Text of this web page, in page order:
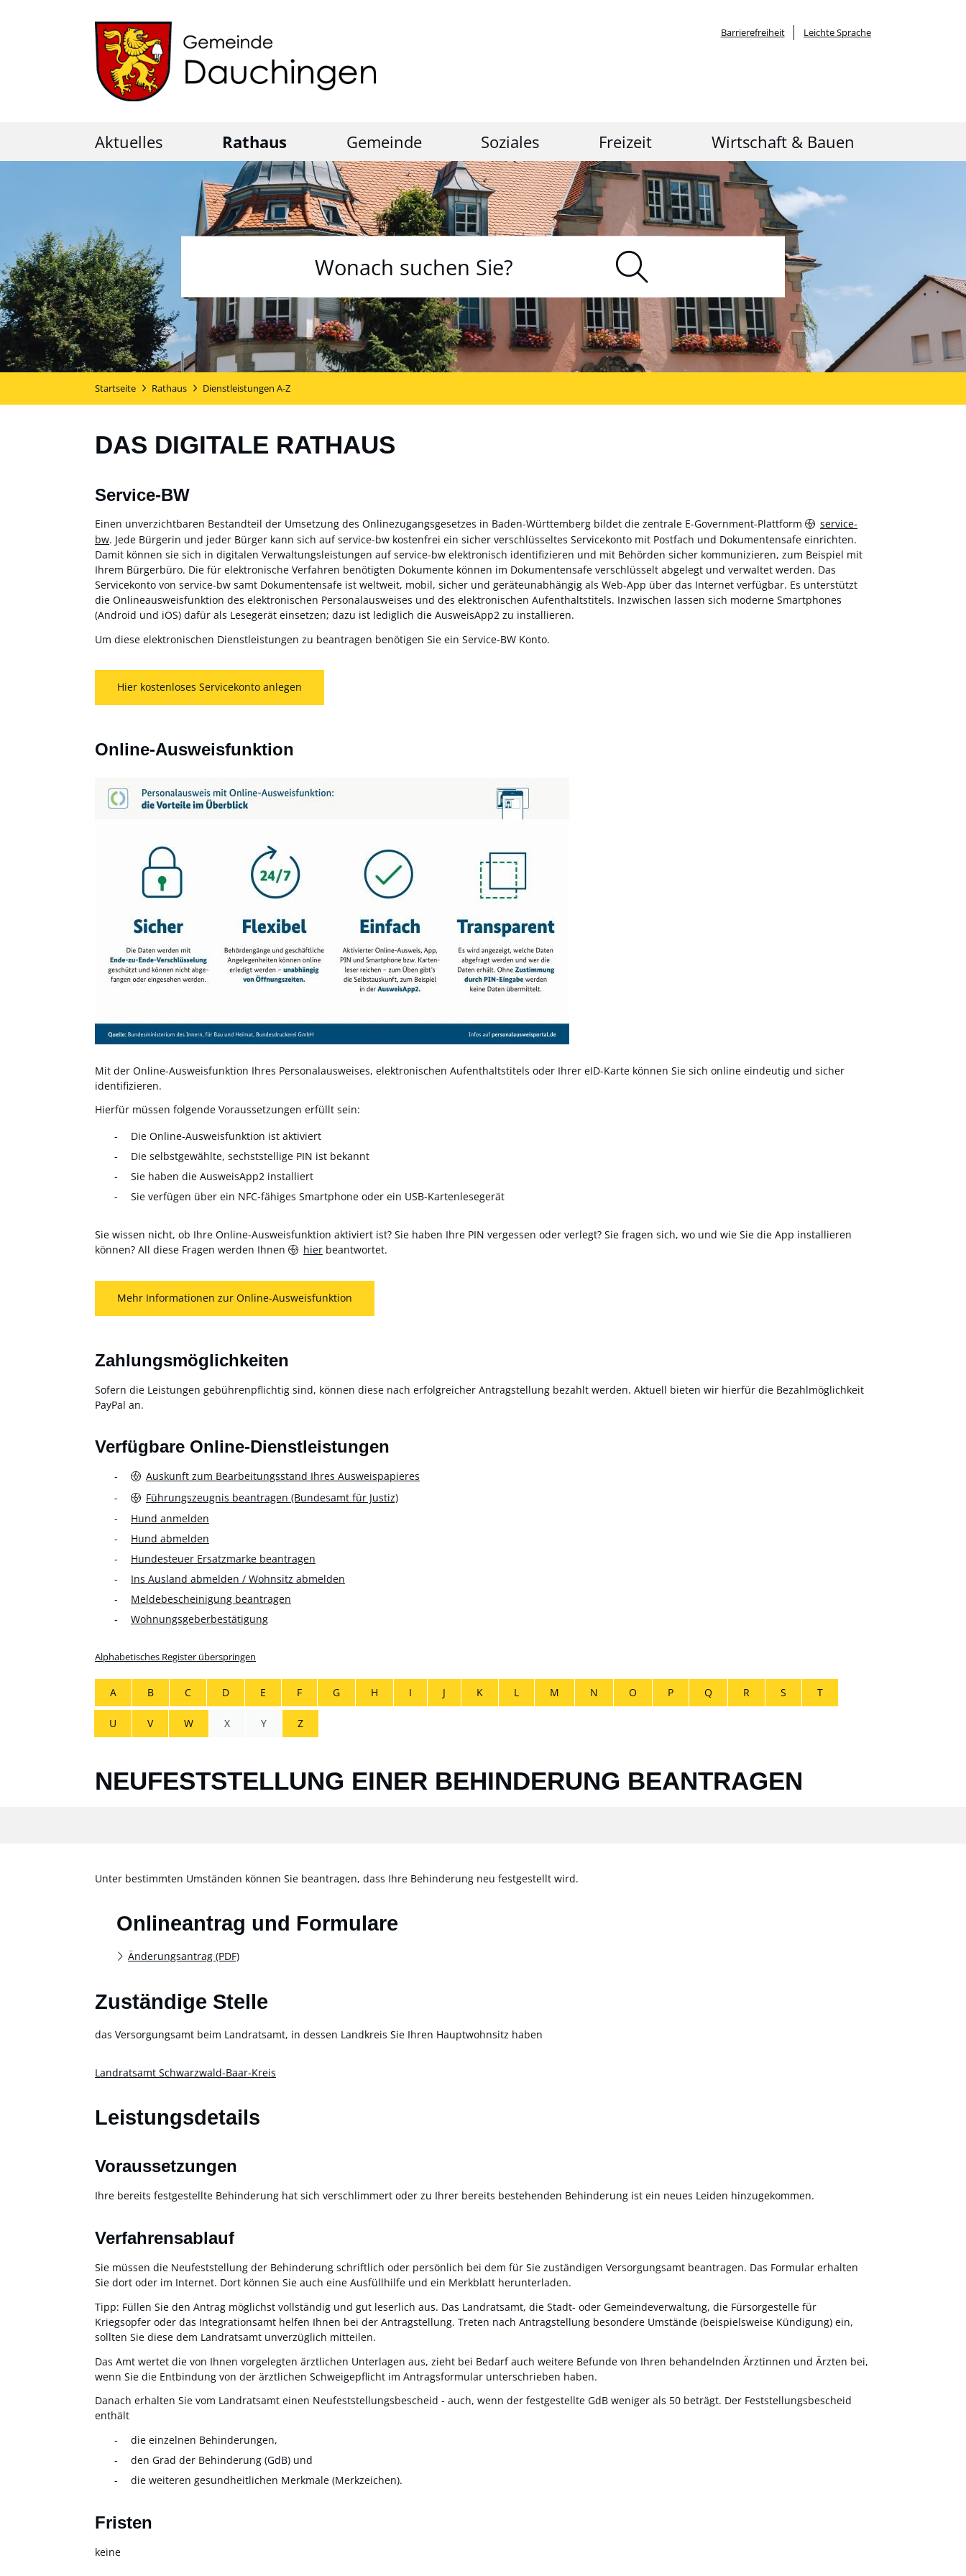
Barrierefreiheit Leichte Sprache
Aktuelles Rathaus Gemeinde Soziales Freizeit Wirtschaft & Bauen
Startseite Rathaus Dienstleistungen A-Z
DAS DIGITALE RATHAUS
Service-BW
Einen unverzichtbaren Bestandteil der Umsetzung des Onlinezugangsgesetzes in Baden-Württemberg bildet die zentrale E-Government-Plattform
service-
bw. Jede Bürgerin und jeder Bürger kann sich auf service-bw kostenfrei ein sicher verschlüsseltes Servicekonto mit Postfach und Dokumentensafe einrichten.
Damit können sie sich in digitalen Verwaltungsleistungen auf service-bw elektronisch identifizieren und mit Behörden sicher kommunizieren, zum Beispiel mit
Ihrem Bürgerbüro. Die für elektronische Verfahren benötigten Dokumente können im Dokumentensafe verschlüsselt abgelegt und verwaltet werden. Das
Servicekonto von service-bw samt Dokumentensafe ist weltweit, mobil, sicher und geräteunabhängig als Web-App über das Internet verfügbar. Es unterstützt
die Onlineausweisfunktion des elektronischen Personalausweises und des elektronischen Aufenthaltstitels. Inzwischen lassen sich moderne Smartphones
(Android und iOS) dafür als Lesegerät einsetzen; dazu ist lediglich die AusweisApp2 zu installieren.
Um diese elektronischen Dienstleistungen zu beantragen benötigen Sie ein Service-BW Konto.
Hier kostenloses Servicekonto anlegen
Online-Ausweisfunktion
Mit der Online-Ausweisfunktion Ihres Personalausweises, elektronischen Aufenthaltstitels oder Ihrer eID-Karte können Sie sich online eindeutig und sicher
identifizieren.
Hierfür müssen folgende Voraussetzungen erfüllt sein:
Die Online-Ausweisfunktion ist aktiviert
Die selbstgewählte, sechststellige PIN ist bekannt
Sie haben die AusweisApp2 installiert
Sie verfügen über ein NFC-fähiges Smartphone oder ein USB-Kartenlesegerät
Sie wissen nicht, ob Ihre Online-Ausweisfunktion aktiviert ist? Sie haben Ihre PIN vergessen oder verlegt? Sie fragen sich, wo und wie Sie die App installieren
können? All diese Fragen werden Ihnen
hier beantwortet.
Mehr Informationen zur Online-Ausweisfunktion
Zahlungsmöglichkeiten
Sofern die Leistungen gebührenpflichtig sind, können diese nach erfolgreicher Antragstellung bezahlt werden. Aktuell bieten wir hierfür die Bezahlmöglichkeit
PayPal an.
Verfügbare Online-Dienstleistungen
Auskunft zum Bearbeitungsstand Ihres Ausweispapieres
Führungszeugnis beantragen (Bundesamt für Justiz)
Hund anmelden
Hund abmelden
Hundesteuer Ersatzmarke beantragen
Ins Ausland abmelden / Wohnsitz abmelden
Meldebescheinigung beantragen
Wohnungsgeberbestätigung
Alphabetisches Register überspringen
A B C D E F G H I J K L M N O P Q R S T
U V W X Y Z
NEUFESTSTELLUNG EINER BEHINDERUNG BEANTRAGEN
Unter bestimmten Umständen können Sie beantragen, dass Ihre Behinderung neu festgestellt wird.
Onlineantrag und Formulare
Änderungsantrag (PDF)
Zuständige Stelle
das Versorgungsamt beim Landratsamt, in dessen Landkreis Sie Ihren Hauptwohnsitz haben
Landratsamt Schwarzwald-Baar-Kreis
Leistungsdetails
Voraussetzungen
Ihre bereits festgestellte Behinderung hat sich verschlimmert oder zu Ihrer bereits bestehenden Behinderung ist ein neues Leiden hinzugekommen.
Verfahrensablauf
Sie müssen die Neufeststellung der Behinderung schriftlich oder persönlich bei dem für Sie zuständigen Versorgungsamt beantragen. Das Formular erhalten
Sie dort oder im Internet. Dort können Sie auch eine Ausfüllhilfe und ein Merkblatt herunterladen.
Tipp: Füllen Sie den Antrag möglichst vollständig und gut leserlich aus. Das Landratsamt, die Stadt- oder Gemeindeverwaltung, die Fürsorgestelle für
Kriegsopfer oder das Integrationsamt helfen Ihnen bei der Antragstellung. Treten nach Antragstellung besondere Umstände (beispielsweise Kündigung) ein,
sollten Sie diese dem Landratsamt unverzüglich mitteilen.
Das Amt wertet die von Ihnen vorgelegten ärztlichen Unterlagen aus, zieht bei Bedarf auch weitere Befunde von Ihren behandelnden Ärztinnen und Ärzten bei,
wenn Sie die Entbindung von der ärztlichen Schweigepflicht im Antragsformular unterschrieben haben.
Danach erhalten Sie vom Landratsamt einen Neufeststellungsbescheid - auch, wenn der festgestellte GdB weniger als 50 beträgt. Der Feststellungsbescheid
enthält
die einzelnen Behinderungen,
den Grad der Behinderung (GdB) und
die weiteren gesundheitlichen Merkmale (Merkzeichen).
Fristen
keine